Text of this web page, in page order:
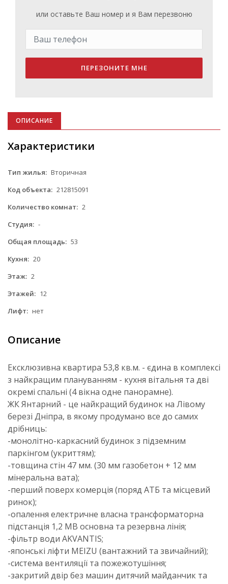
или оставьте Ваш номер и я Вам перезвоню
ПЕРЕЗОНИТЕ МНЕ
ОПИСАНИЕ
Характеристики
Тип жилья: Вторичная
Код объекта: 212815091
Количество комнат: 2
Студия: -
Общая площадь: 53
Кухня: 20
Этаж: 2
Этажей: 12
Лифт: нет
Описание
Ексклюзивна квартира 53,8 кв.м. - єдина в комплексі
з найкращим плануванням - кухня вітальня та дві
окремі спальні (4 вікна одне панорамне).
ЖК Янтарний - це найкращий будинок на Лівому
березі Дніпра, в якому продумано все до самих
дрібниць:
-монолітно-каркасний будинок з підземним
паркінгом (укриттям);
-товщина стін 47 мм. (30 мм газобетон + 12 мм
мінеральна вата);
-перший поверх комерція (поряд АТБ та місцевий
ринок);
-опалення електричне власна трансформаторна
підстанція 1,2 МВ основна та резервна лінія;
-фільтр води AKVANTIS;
-японські ліфти MEIZU (вантажний та звичайний);
-система вентиляції та пожежотушіння;
-закритий двір без машин дитячий майданчик та